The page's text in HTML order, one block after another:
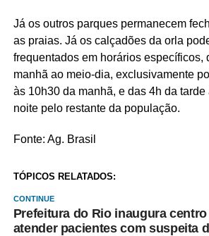
Já os outros parques permanecem
as praias. Já os calçadões da orla
frequentados em horários específicos,
manhã ao meio-dia, exclusivamente
às 10h30 da manhã, e das 4h da tarde
noite pelo restante da população.
Fonte: Ag. Brasil
TÓPICOS RELATADOS:
CONTINUE
Prefeitura do Rio inaugura
atender pacientes com suspeita